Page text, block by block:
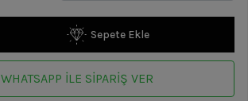
Sepete Ekle
WHATSAPP İLE SİPARİŞ VER